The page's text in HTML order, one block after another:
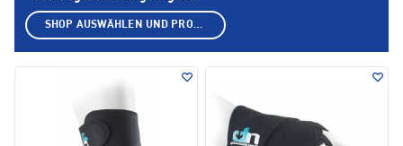
SHOP AUSWÄHLEN UND PRODUKTE ANZEIGEN